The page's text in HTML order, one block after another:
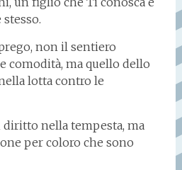
stesso.
non il sentiero
comodità, ma quello dello
lotta contro le
nella tempesta, ma
per coloro che sono